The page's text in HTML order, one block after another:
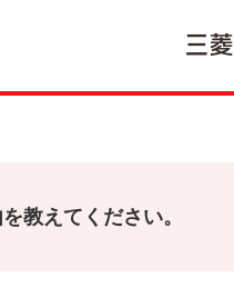
教えてください。